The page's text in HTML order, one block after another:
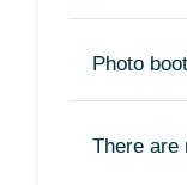
Photo
There are